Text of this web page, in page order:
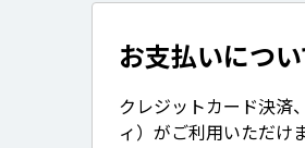
お支払いについ
クレジットカード決済
ィ）がご利用いただけま